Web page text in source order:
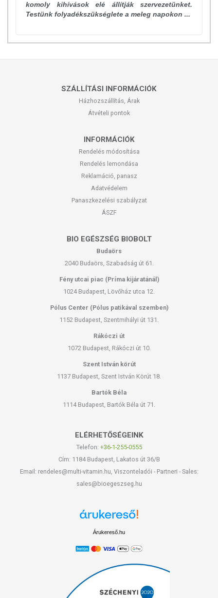
komoly kihívások elé állítják szervezetünket.
Testünk folyadékszükséglete a meleg napokon ...
SZÁLLÍTÁSI INFORMÁCIÓK
Házhozszállítás, Árak
Átvételi pontok
INFORMÁCIÓK
Rendelés módosítása
Rendelés lemondása
Reklamáció, panasz
Adatvédelem
Panaszkezelési szabályzat
ÁSZF
BIO EGÉSZSÉG BIOBOLT
Budaörs
2040 Budaörs, Szabadság út 61.
Fény utcai piac (Príma kijáratánál)
1024 Budapest, Lövőház utca 12.
Pólus Center (Pólus patikával szemben)
1152 Budapest, Szentmihályi út 131.
Rákóczi út
1072 Budapest, Rákóczi út 10.
Szent István körút
1137 Budapest, Szent István Körút 18.
Bartók Béla
1114 Budapest, Bartók Béla út 71.
ELÉRHETŐSÉGEINK
Telefon: +36-1-255-0555
Cím: 1184 Budapest, Lakatos út 36/B
Email: rendeles@multi-vitamin.hu, Viszonteladói - Partneri - Sales:
sales@bioegeszseg.hu
Árukereső.hu